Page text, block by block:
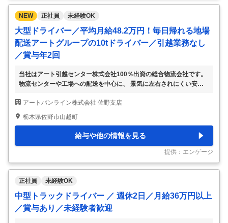
NEW 正社員 未経験OK
大型ドライバー／平均月給48.2万円！毎日帰れる地場
配送アートグループの10tドライバー／引越業務なし
／賞与年2回
当社はアート引越センター株式会社100％出資の総合物流会社です。
物流センターや工場への配送を中心に、 景気に左右されにくい安定
う方に選ばれています。 平均月給48.2万円！毎日帰宅できる働き方
◎入社5年目の月収例50万3,000円 ◎関東地場配送だから毎日帰宅 ◎
切にできる環境です。 引越作業はありません 「アート＝引越」のイ
メージを持たれることがありますが、 当社が担当するのは物流配送
です。 物流センターや工場への配送が中心で、引越作業は一切あり
ません。…
アートバンライン株式会社 佐野支店
栃木県佐野市山越町
給与や他の情報を見る
提供：エンゲージ
正社員 未経験OK
中型トラックドライバー ／ 週休2日／月給36万円以上
／賞与あり／未経験者歓迎